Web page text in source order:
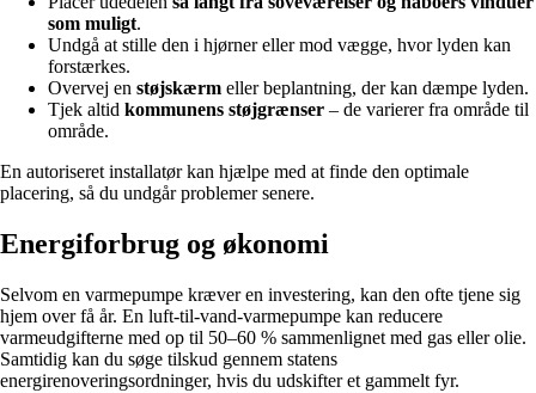
som muligt.
Undgå at stille den i hjørner eller mod vægge, hvor lyden kan
forstærkes.
Overvej en støjskærm eller beplantning, der kan dæmpe lyden.
Tjek altid kommunens støjgrænser – de varierer fra område til
område.
En autoriseret installatør kan hjælpe med at finde den optimale
placering, så du undgår problemer senere.
Energiforbrug og økonomi
Selvom en varmepumpe kræver en investering, kan den ofte tjene sig
hjem over få år. En luft-til-vand-varmepumpe kan reducere
varmeudgifterne med op til 50–60 % sammenlignet med gas eller olie.
Samtidig kan du søge tilskud gennem statens
energirenoveringsordninger, hvis du udskifter et gammelt fyr.